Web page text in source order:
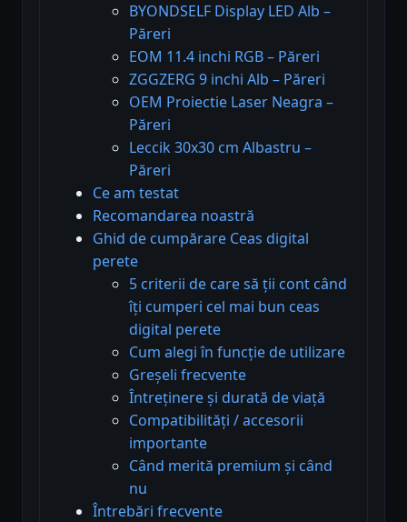
BYONDSELF Display LED Alb –
Păreri
EOM 11.4 inchi RGB – Păreri
ZGGZERG 9 inchi Alb – Păreri
OEM Proiectie Laser Neagra –
Păreri
Leccik 30x30 cm Albastru –
Păreri
Ce am testat
Recomandarea noastră
Ghid de cumpărare Ceas digital
perete
5 criterii de care să ții cont când
îți cumperi cel mai bun ceas
digital perete
Cum alegi în funcție de utilizare
Greșeli frecvente
Întreținere și durată de viață
Compatibilități / accesorii
importante
Când merită premium și când
nu
Întrebări frecvente